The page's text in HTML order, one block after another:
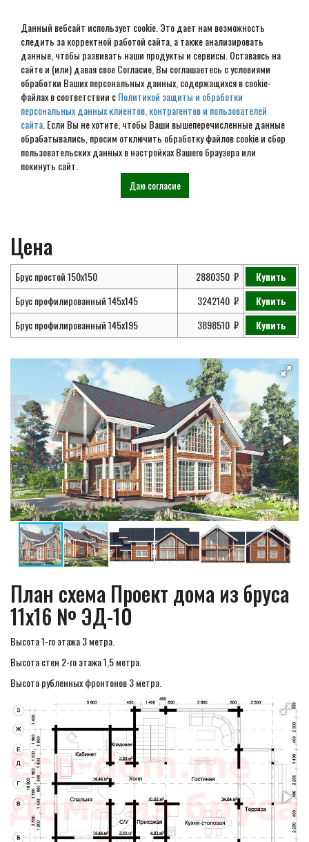
Данный вебсайт использует cookie. Это дает нам возможность
следить за корректной работой сайта, а также анализировать
данные, чтобы развивать наши продукты и сервисы. Оставаясь на
сайте и (или) давая свое Согласие, Вы соглашаетесь с условиями
обработки Ваших персональных данных, содержащихся в cookie-
файлах в соответствии сПолитикой защиты и обработки
персональных данных клиентов, контрагентов и пользователей
сайта . Если Вы не хотите, чтобы Ваши вышеперечисленные данные
обрабатывались, просим отключить обработку файлов cookie и сбор
пользовательских данных в настройках Вашего браузера или
покинуть сайт.
Даю согласие
Проект дома из бруса 11х16
№ ЭД-10
Главная Проекты
Элитные дома из
Проект дома из бруса 11х16 №
ЭД-10
Цена
Брус простой 150х150 2880350
Купить
Брус профилированный 145х145
3242140
Купить
Брус профилированный 145х195
3898510 Купить
План схема Проект дома из бруса
11х16 № ЭД-10
Высота 1-го этажа 3 метра.
Высота стен 2-го этажа 1,5 метра.
Высота рубленных фронтонов 3 метра.